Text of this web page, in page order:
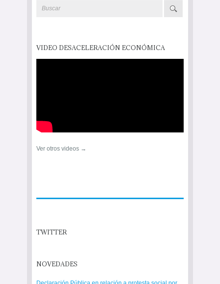
VIDEO DESACELERACIÓN ECONÓMICA
Ver otros videos →
TWITTER
NOVEDADES